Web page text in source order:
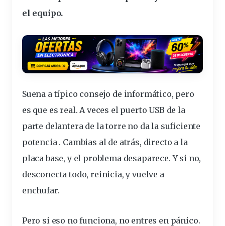
el equipo.
Suena a típico consejo de informático, pero
es que es real. A veces el puerto USB de la
parte delantera de la torre no da la suficiente
potencia . Cambias al de atrás, directo a la
placa base, y el problema desaparece. Y si no,
desconecta todo, reinicia, y vuelve a
enchufar.
Pero si eso no funciona, no entres en pánico.